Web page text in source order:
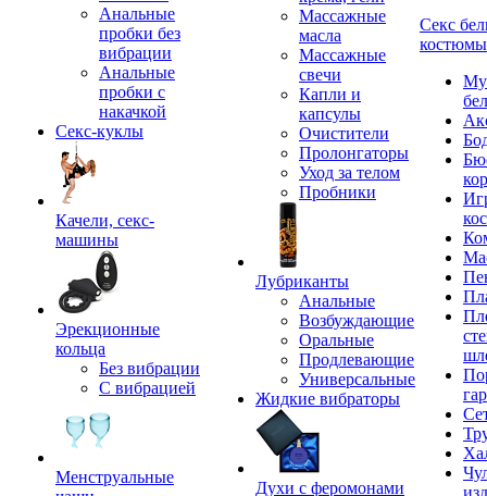
Анальные
пробки без
вибрации
Анальные
пробки с
накачкой
Секс-куклы
Качели, секс-
машины
Эрекционные
кольца
Без вибрации
С вибрацией
Менструальные
Массажные
масла
Массажные
свечи
Капли и
капсулы
Очистители
Пролонгаторы
Уход за телом
Пробники
Лубриканты
Анальные
Возбуждающие
Оральные
Продлевающие
Универсальные
Жидкие вибраторы
Духи с феромонами
Секс
костюмы